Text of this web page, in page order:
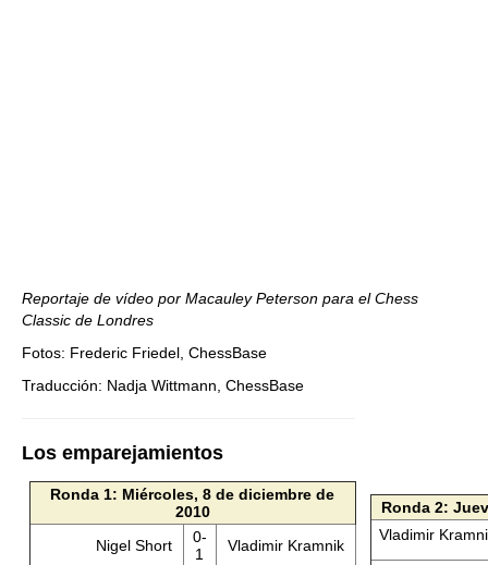
Reportaje de vídeo por Macauley Peterson para el Chess
Classic de Londres
Fotos: Frederic Friedel, ChessBase
Traducción: Nadja Wittmann, ChessBase
Los emparejamientos
Ronda 1: Miércoles, 8 de diciembre de
2010
Nigel Short
0-
1
Vladimir Kramnik
Ronda 2:
Vladimir